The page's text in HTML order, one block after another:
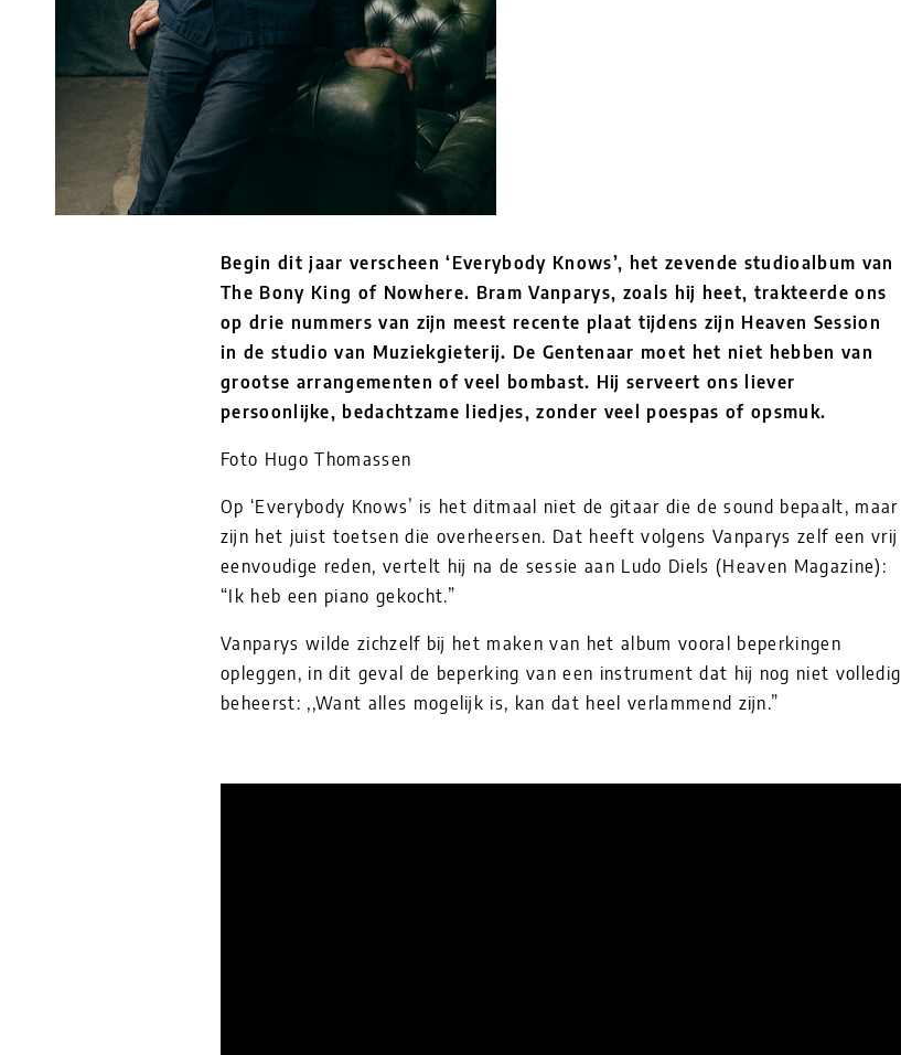
Begin dit jaar verscheen ‘Everybody Knows’, het zevende studioalbum van
The Bony King of Nowhere. Bram Vanparys, zoals hij heet, trakteerde ons
op drie nummers van zijn meest recente plaat tijdens zijn Heaven Session
in de studio van Muziekgieterij. De Gentenaar moet het niet hebben van
grootse arrangementen of veel bombast. Hij serveert ons liever
persoonlijke, bedachtzame liedjes, zonder veel poespas of opsmuk.
Foto Hugo Thomassen
Op ‘Everybody Knows’ is het ditmaal niet de gitaar die de sound bepaalt, maar
zijn het juist toetsen die overheersen. Dat heeft volgens Vanparys zelf een vrij
eenvoudige reden, vertelt hij na de sessie aan Ludo Diels (Heaven Magazine):
“Ik heb een piano gekocht.”
Vanparys wilde zichzelf bij het maken van het album vooral beperkingen
opleggen, in dit geval de beperking van een instrument dat hij nog niet volledig
beheerst: ,,Want alles mogelijk is, kan dat heel verlammend zijn.”